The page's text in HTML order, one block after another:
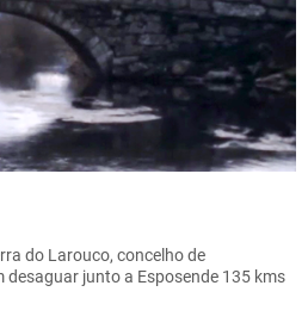
do Larouco, concelho de
desaguar junto a Esposende 135 kms